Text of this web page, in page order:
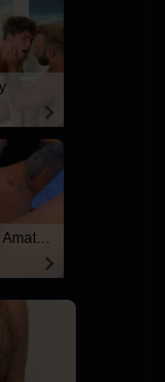
Live Cams with Amateur Men